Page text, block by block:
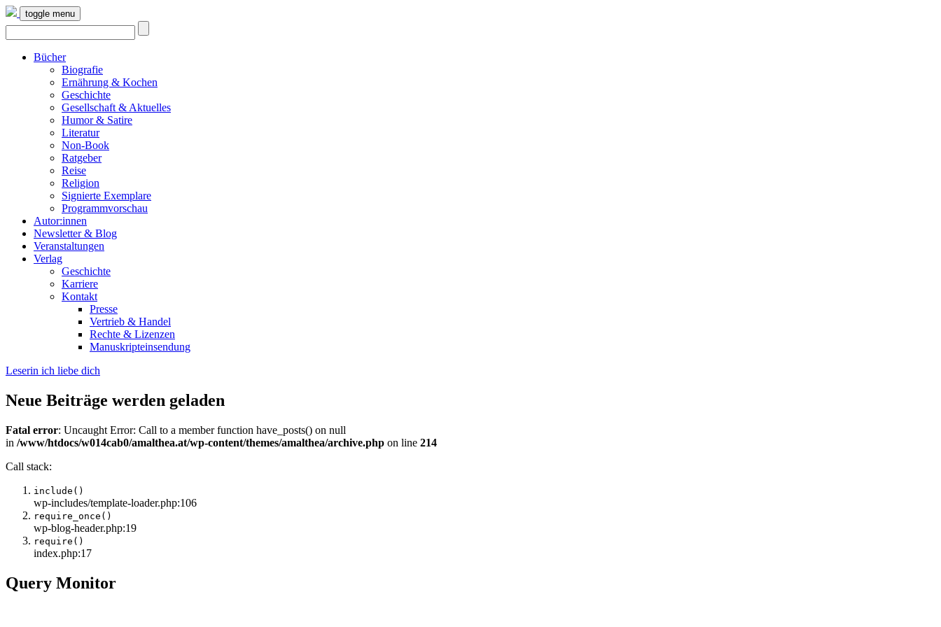
toggle menu
Bücher
Biografie
Ernährung & Kochen
Geschichte
Gesellschaft & Aktuelles
Humor & Satire
Literatur
Non-Book
Ratgeber
Reise
Religion
Signierte Exemplare
Programmvorschau
Autor:innen
Newsletter & Blog
Veranstaltungen
Verlag
Geschichte
Karriere
Kontakt
Presse
Vertrieb & Handel
Rechte & Lizenzen
Manuskripteinsendung
Leserin ich liebe dich
Neue Beiträge werden geladen
Fatal error: Uncaught Error: Call to a member function have_posts() on null
in /www/htdocs/w014cab0/amalthea.at/wp-content/themes/amalthea/archive.php on line 214
Call stack:
include()
wp-includes/template-loader.php:106
require_once()
wp-blog-header.php:19
require()
index.php:17
Query Monitor